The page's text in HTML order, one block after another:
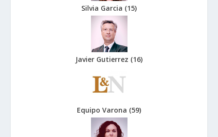
Silvia Garcia (15)
Javier Gutierrez (16)
Equipo Varona (59)